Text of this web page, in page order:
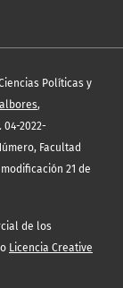
Políticas y
,
2022-
Facultad
21 de
de los
Licencia Creative